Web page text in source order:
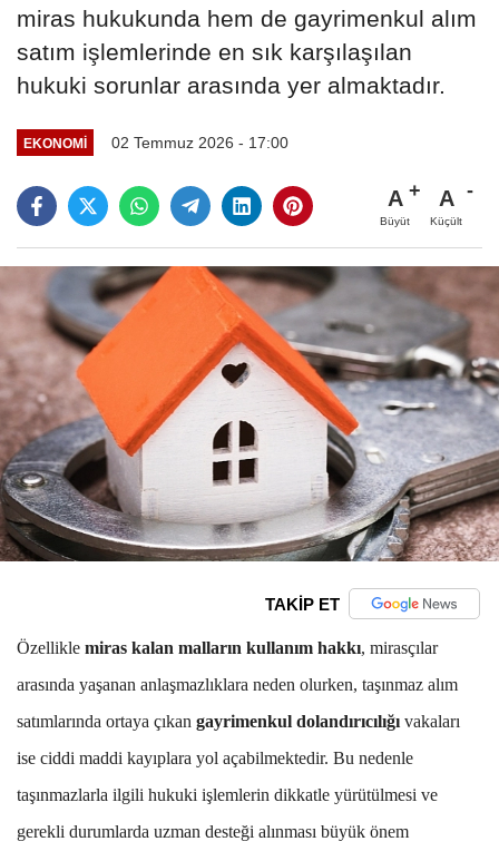
miras hukukunda hem de gayrimenkul alım
satım işlemlerinde en sık karşılaşılan
hukuki sorunlar arasında yer almaktadır.
EKONOMI 02 Temmuz 2026 - 17:00
A
Büyüt
A
Küçült
TAKİP ET
Özellikle miras kalan malların kullanım hakkı, mirasçılar
arasında yaşanan anlaşmazlıklara neden olurken, taşınmaz alım
satımlarında ortaya çıkan gayrimenkul dolandırıcılığıvakaları
ise ciddi maddi kayıplara yol açabilmektedir. Bu nedenle
taşınmazlarla ilgili hukuki işlemlerin dikkatle yürütülmesi ve
gerekli durumlarda uzman desteği alınması büyük önem